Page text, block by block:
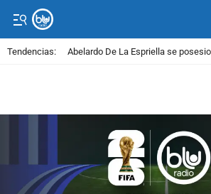
Tendencias: Abelardo De La Espriella se